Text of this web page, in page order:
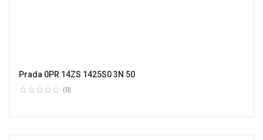
Prada 0PR 14ZS 1425S0 3N 50
(0)